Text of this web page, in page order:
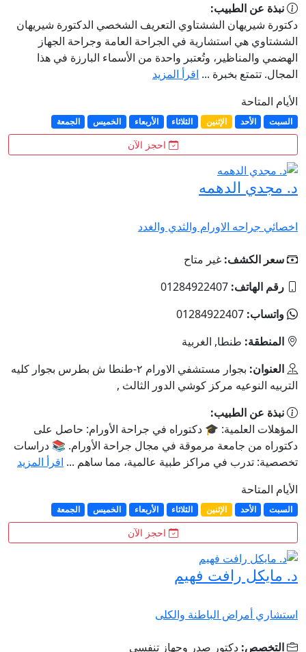
نبذة عن الطبيب:
دكتورة شيريهان الششتاوي التعريف الشخصي الدكتورة شيريهان
الششتاوي هي استشارية في الجراحة العامة وجراحة الجهاز
الهضمي والمناظير، وتُعتبر واحدة من الأسماء البارزة في هذا
المجال. تتمتع بخبرة ... اقرأ المزيد
الأيام المتاحة
السبت الأحد الإثنين الثلاثاء الأربعاء الخميس الجمعة
احجز الآن
د. مجدي الدهمه
اخصائي جراحه الاورام والثدي والغدد
سعر الكشف: غير متاح
رقم الهاتف: 01284922407
واتساب: 01284922407
المنطقة: طنطا, الغربية
العنوان:
بجوار مستشفي الاورام ٢-طنطا ش بطرس بجوار كليه
التربيه النوعيه مركز كوشي الدور الثالث ,
نبذة عن الطبيب:
المؤهلات العلمية: 🎓 دكتوراه في جراحة الأورام: حاصل على
دكتوراه من جامعة مرموقة في مجال جراحة الأورام. 📚 دراسات
تخصصية: تدرب في مراكز طبية عالمية، مما ساهم ... اقرأ المزيد
الأيام المتاحة
السبت الأحد الإثنين الثلاثاء الأربعاء الخميس الجمعة
احجز الآن
د. مايكل رافت فهيم
استشاري أمراض الباطنة والكلى
التخصص: دكتور صدر وجهاز تنفسي